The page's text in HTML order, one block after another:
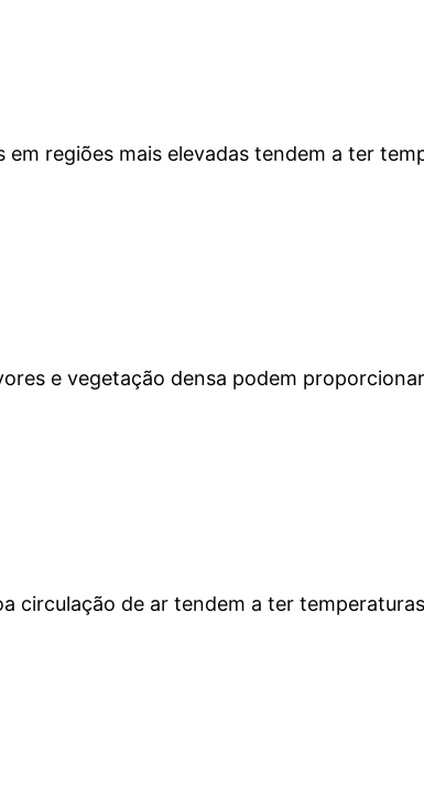
regiões mais elevadas tendem a ter
e vegetação densa podem
de ar tendem a ter